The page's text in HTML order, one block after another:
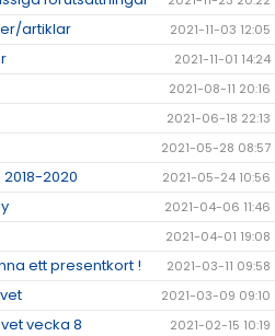
artiklar 2021-11-03 12:05
2021-11-01 14:24
2021-08-11 20:16
2021-06-18 22:13
2021-05-28 08:57
2020 2021-05-24 10:56
2021-04-06 11:46
2021-04-01 19:08
ett presentkort ! 2021-03-11 09:58
2021-03-09 09:10
vecka 8 2021-02-15 10:19